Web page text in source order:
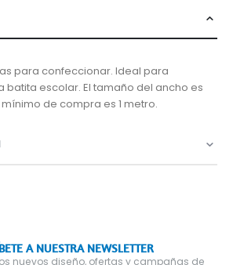
para confeccionar. Ideal para
batita escolar. El tamaño del ancho es
mínimo de compra es 1 metro.
A NUESTRA NEWSLETTER
nuevos diseño, ofertas y campañas de